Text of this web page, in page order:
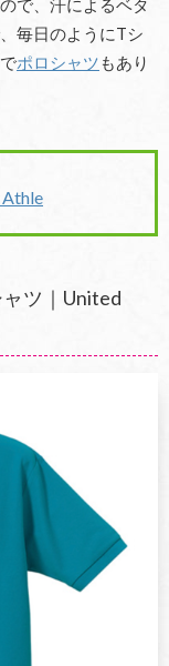
で、汗によるベタ
毎日のようにTシ
ポロシャツ もあり
ツ｜United